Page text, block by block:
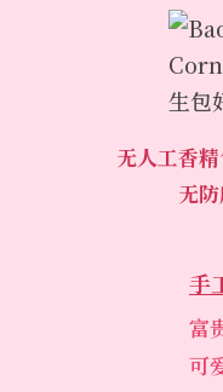
无人工香精
无
手
富
可